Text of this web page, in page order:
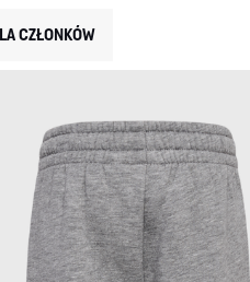
CZŁONKÓW